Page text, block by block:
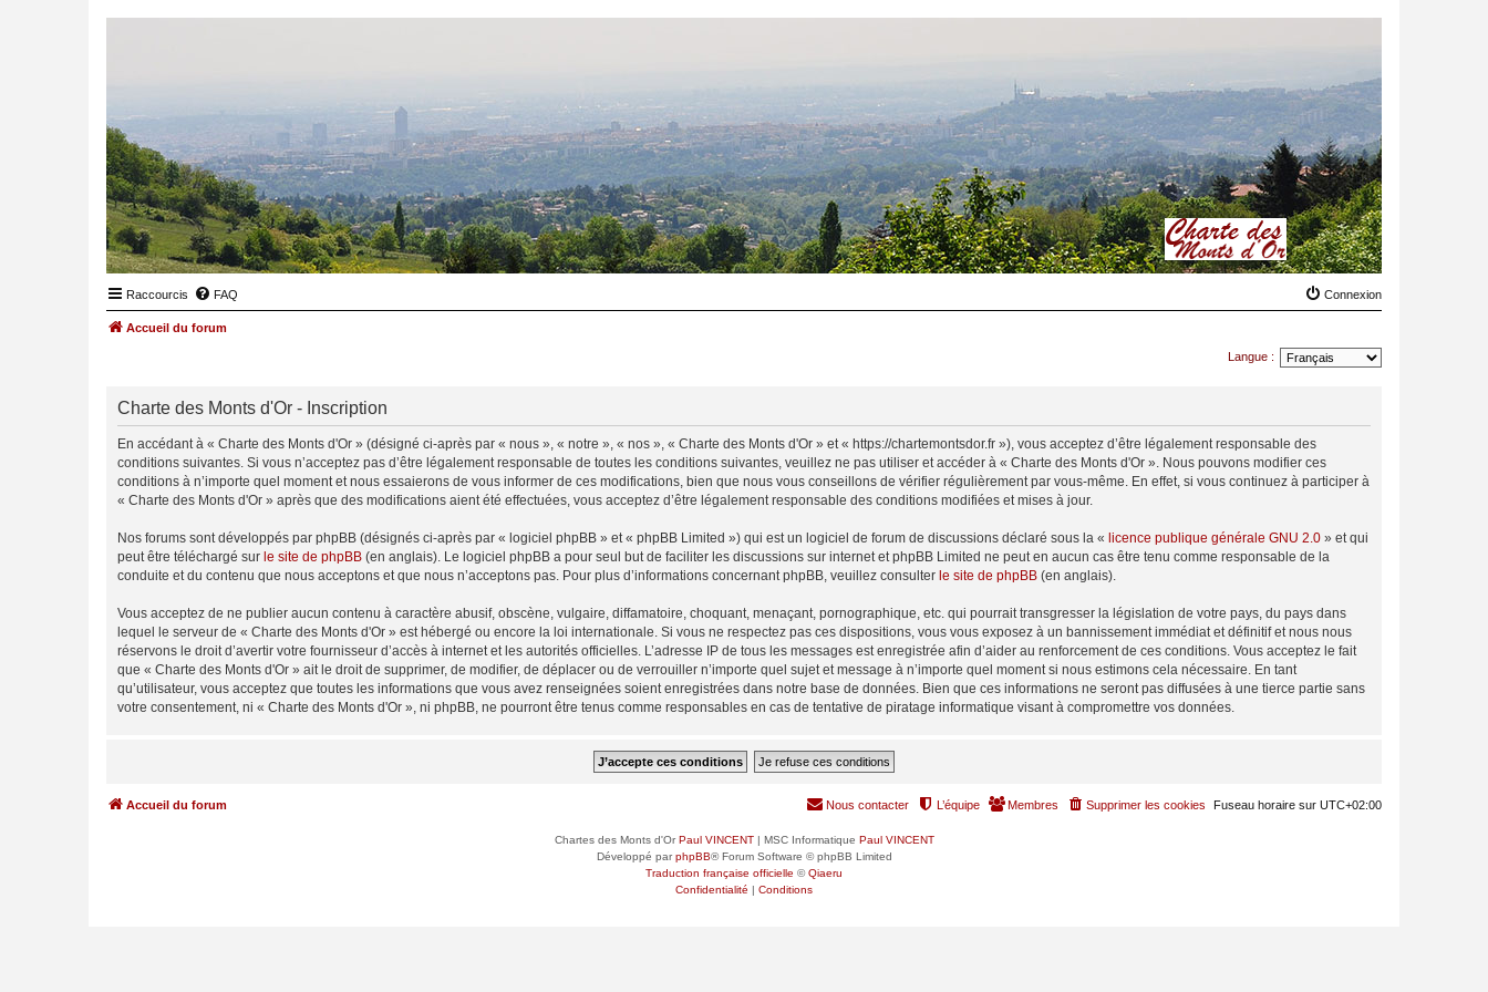
Raccourcis FAQ Connexion
Accueil du forum
Langue :
Charte des Monts d'Or - Inscription
En accédant à « Charte des Monts d'Or » (désigné ci-après par « nous », « notre », « nos », « Charte des Monts d'Or » et « https://chartemontsdor.fr »), vous acceptez d’être légalement responsable des
conditions suivantes. Si vous n’acceptez pas d’être légalement responsable de toutes les conditions suivantes, veuillez ne pas utiliser et accéder à « Charte des Monts d'Or ». Nous pouvons modifier ces
conditions à n’importe quel moment et nous essaierons de vous informer de ces modifications, bien que nous vous conseillons de vérifier régulièrement par vous-même. En effet, si vous continuez à participer à
« Charte des Monts d'Or » après que des modifications aient été effectuées, vous acceptez d’être légalement responsable des conditions modifiées et mises à jour.
Nos forums sont développés par phpBB (désignés ci-après par « logiciel phpBB » et « phpBB Limited ») qui est un logiciel de forum de discussions déclaré sous la « licence publique générale GNU 2.0 » et qui
peut être téléchargé sur le site de phpBB (en anglais). Le logiciel phpBB a pour seul but de faciliter les discussions sur internet et phpBB Limited ne peut en aucun cas être tenu comme responsable de la
conduite et du contenu que nous acceptons et que nous n’acceptons pas. Pour plus d’informations concernant phpBB, veuillez consulter le site de phpBB (en anglais).
Vous acceptez de ne publier aucun contenu à caractère abusif, obscène, vulgaire, diffamatoire, choquant, menaçant, pornographique, etc. qui pourrait transgresser la législation de votre pays, du pays dans
lequel le serveur de « Charte des Monts d'Or » est hébergé ou encore la loi internationale. Si vous ne respectez pas ces dispositions, vous vous exposez à un bannissement immédiat et définitif et nous nous
réservons le droit d’avertir votre fournisseur d’accès à internet et les autorités officielles. L’adresse IP de tous les messages est enregistrée afin d’aider au renforcement de ces conditions. Vous acceptez le fait
que « Charte des Monts d'Or » ait le droit de supprimer, de modifier, de déplacer ou de verrouiller n’importe quel sujet et message à n’importe quel moment si nous estimons cela nécessaire. En tant
qu’utilisateur, vous acceptez que toutes les informations que vous avez renseignées soient enregistrées dans notre base de données. Bien que ces informations ne seront pas diffusées à une tierce partie sans
votre consentement, ni « Charte des Monts d'Or », ni phpBB, ne pourront être tenus comme responsables en cas de tentative de piratage informatique visant à compromettre vos données.
Accueil du forum Fuseau horaire sur UTC+02:00
Supprimer les cookies
Membres
L’équipe
Nous contacter
Chartes des Monts d'OrPaul VINCENT| MSC Informatique Paul VINCENT
Développé parphpBB® Forum Software © phpBB Limited
Traduction française officielle ©Qiaeru
Confidentialité | Conditions